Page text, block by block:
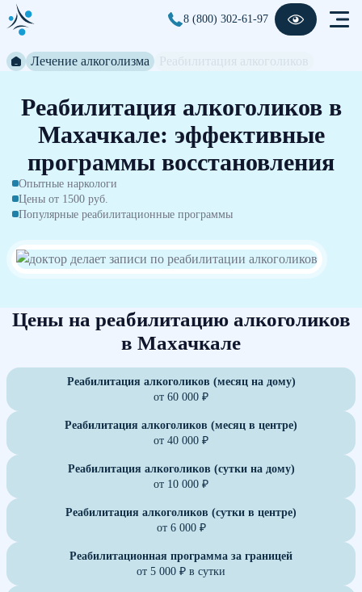
8 (800) 302-61-97
Лечение алкоголизма
Реабилитация алкоголиков в
Махачкале: эффективные
программы восстановления
Опытные наркологи
Цены от 1500 руб.
Популярные реабилитационные программы
Цены на реабилитацию алкоголиков
в Махачкале
Реабилитация алкоголиков (месяц на дому)
от 60 000 ₽
Реабилитация алкоголиков (месяц в центре)
от 40 000 ₽
Реабилитация алкоголиков (сутки на дому)
от 10 000 ₽
Реабилитация алкоголиков (сутки в центре)
от 6 000 ₽
Реабилитационная программа за границей
от 5 000 ₽ в сутки